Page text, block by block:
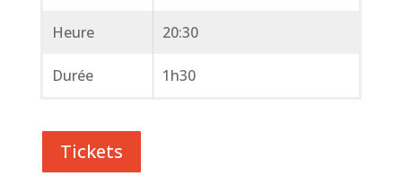
Heure 20:30
Durée 1h30
Tickets